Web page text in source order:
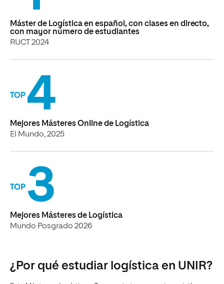
4
Mejores Másteres Online de Logística
3
Mejores Másteres de Logística
Mundo Posgrado 2026
estratégica, dominio tecnológico y experiencia real para liderar